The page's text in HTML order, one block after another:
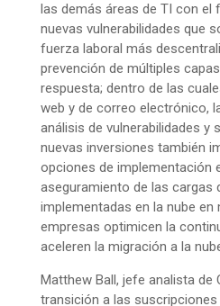
las demás áreas de TI con el
nuevas vulnerabilidades que
fuerza laboral más
prevención de múltiples
respuesta; dentro de las
web y de correo electrónico,
análisis de vulnerabilidades y
nuevas inversiones también
opciones de implementación
aseguramiento de las cargas
implementadas en la nube en
empresas optimicen la
aceleren la migración a la
Matthew Ball, jefe analista de
transición a las